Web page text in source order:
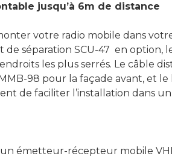
jusqu’à 6m de distance
votre radio mobile dans
de séparation SCU-47 en option,
les plus serrés. Le câble
98 pour la façade avant, et le
de faciliter l’installation dans
émetteur-récepteur mobile